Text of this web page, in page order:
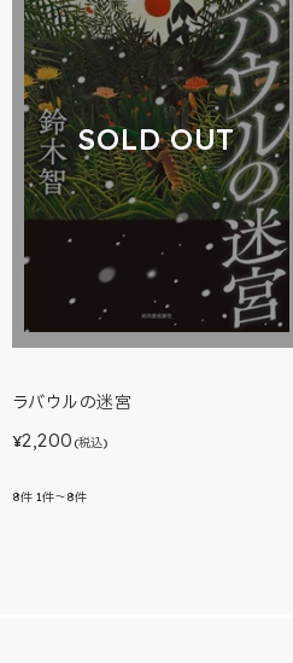
SOLD OUT
ラバウルの迷宮
¥2,200 (税込)
8件 1件～8件